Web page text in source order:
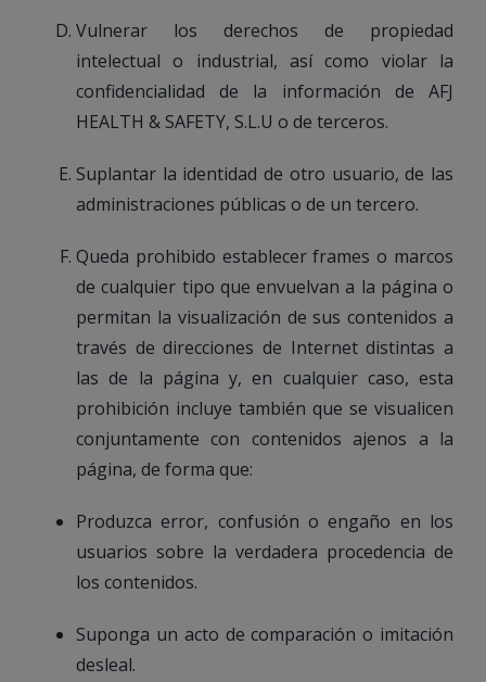
Vulnerar los derechos de propiedad
intelectual o industrial, así como violar la
confidencialidad de la información de AFJ
HEALTH & SAFETY, S.L.U o de terceros.
Suplantar la identidad de otro usuario, de las
administraciones públicas o de un tercero.
Queda prohibido establecer frames o marcos
de cualquier tipo que envuelvan a la página o
permitan la visualización de sus contenidos a
través de direcciones de Internet distintas a
las de la página y, en cualquier caso, esta
prohibición incluye también que se visualicen
conjuntamente con contenidos ajenos a la
página, de forma que:
Produzca error, confusión o engaño en los
usuarios sobre la verdadera procedencia de
los contenidos.
Suponga un acto de comparación o imitación
desleal.